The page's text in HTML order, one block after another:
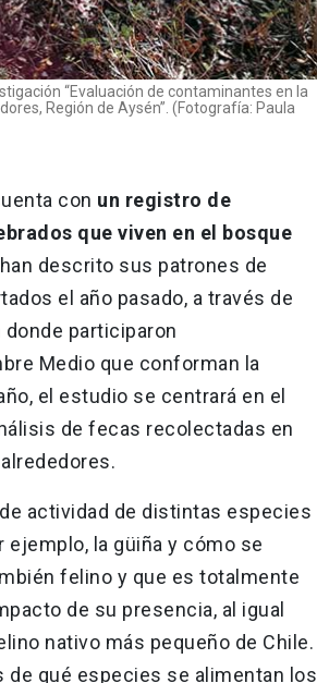
“Evaluación de contaminantes en la
Región de Aysén”. (Fotografía: Paula
con un registro de
que viven en el bosque
descrito sus patrones de
el año pasado, a través de
participaron
Medio que conforman la
el estudio se centrará en el
de fecas recolectadas en
actividad de distintas especies
la güiña y cómo se
felino y que es totalmente
de su presencia, al igual
nativo más pequeño de Chile.
qué especies se alimentan los